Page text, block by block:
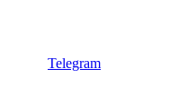
Telegram